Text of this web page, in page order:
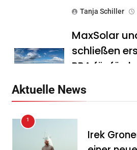
Tanja Schiller
MaxSolar
schließen
PPA für
Tanja Schiller
Aktuelle News
1
Irek